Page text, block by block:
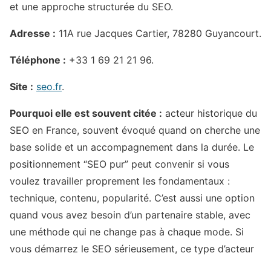
et une approche structurée du SEO.
Adresse : 11A rue Jacques Cartier, 78280 Guyancourt.
Téléphone : +33 1 69 21 21 96.
Site : seo.fr.
Pourquoi elle est souvent citée : acteur historique du
SEO en France, souvent évoqué quand on cherche une
base solide et un accompagnement dans la durée. Le
positionnement “SEO pur” peut convenir si vous
voulez travailler proprement les fondamentaux :
technique, contenu, popularité. C’est aussi une option
quand vous avez besoin d’un partenaire stable, avec
une méthode qui ne change pas à chaque mode. Si
vous démarrez le SEO sérieusement, ce type d’acteur